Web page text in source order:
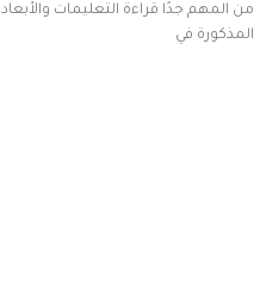
من المهم جدًا قراءة التعليمات والأبعاد
المذكورة في